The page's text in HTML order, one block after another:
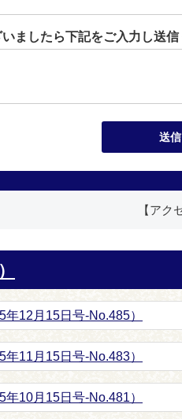
ましたら下記をご入力し送信
【アク
12月15日号-No.485）
11月15日号-No.483）
10月15日号-No.481）